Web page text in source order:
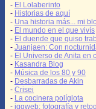
- El Lolaberinto
- Historias de aquí
- Una historia más... mi
- El mundo en el que vivís
- El duende que quiso
- Juanjaen: Con
- El Universo de Anita en
- Kasandra Blog
- Música de los 80 y 90
- Desbarradas de Akin
- Crisei
- La cocinera políglota
- jggweb: fotografía y